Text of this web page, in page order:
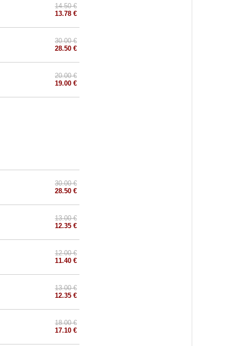
14.50 €
13.78 €
30.00 €
28.50 €
20.00 €
19.00 €
30.00 €
28.50 €
13.00 €
12.35 €
12.00 €
11.40 €
13.00 €
12.35 €
18.00 €
17.10 €